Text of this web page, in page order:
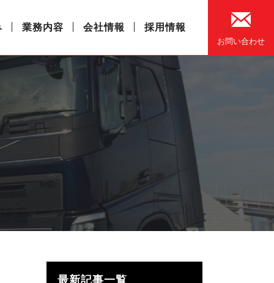
お問い合わせ
業務内容 会社情報 採用情報
最新記事一覧